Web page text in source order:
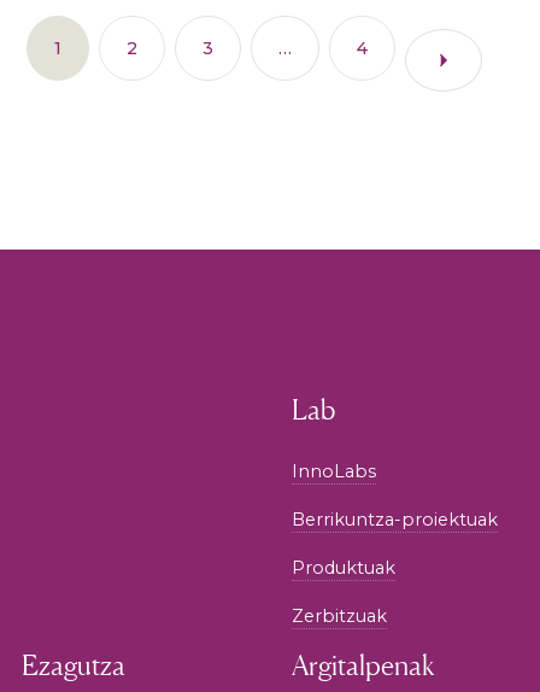
1 2 3 … 4
Lab
InnoLabs
Berrikuntza-proiektuak
Produktuak
Zerbitzuak
Ezagutza Argitalpenak